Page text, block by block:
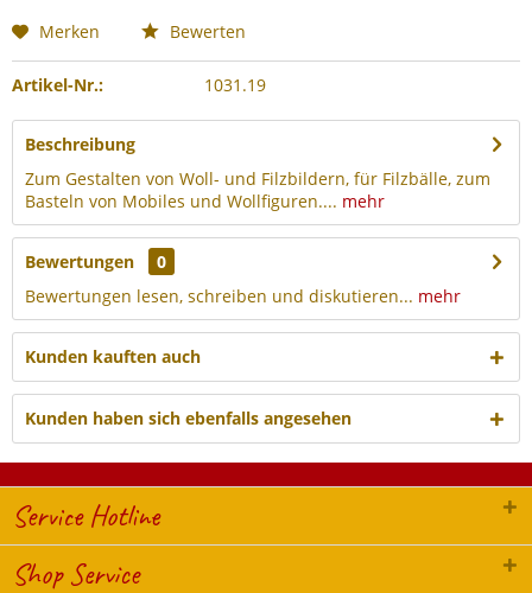
Merken Bewerten
Artikel-Nr.: 1031.19
Beschreibung
Zum Gestalten von Woll- und Filzbildern, für Filzbälle, zum
Basteln von Mobiles und Wollfiguren.... mehr
Bewertungen
0
Bewertungen lesen, schreiben und diskutieren... mehr
Kunden kauften auch
Kunden haben sich ebenfalls angesehen
Service Hotline
Shop Service